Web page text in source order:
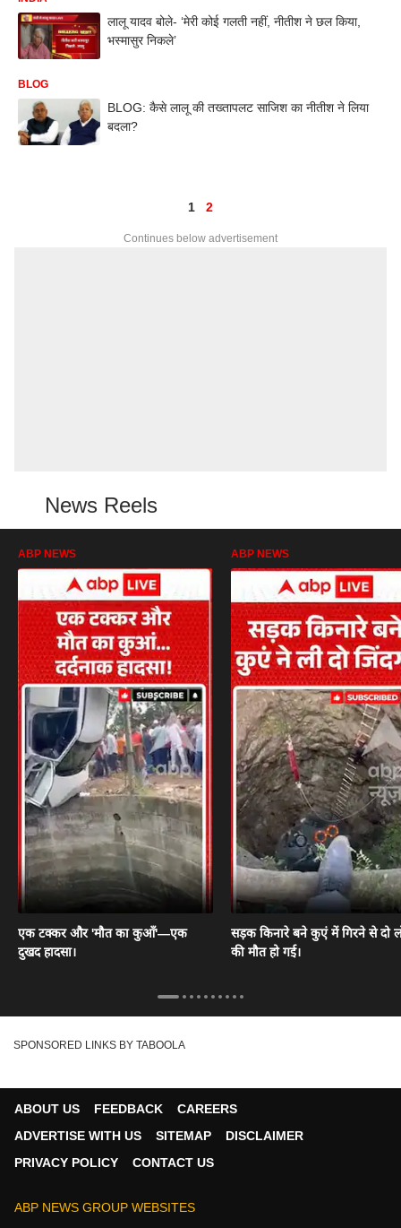
लालू यादव बोले- ‘मेरी कोई गलती नहीं, नीतीश ने छल किया,
भस्मासुर निकले’
BLOG
BLOG: कैसे लालू की तख्तापलट साजिश का नीतीश ने लिया
बदला?
1 2
Continues below advertisement
News Reels
ABP NEWS
एक टक्कर और 'मौत का कुआँ'—एक
दुखद हादसा।
ABP NEWS
सड़क किनारे बने कुएं में गिरने से दो
की मौत हो गई।
SPONSORED LINKS BY TABOOLA
ABOUT US FEEDBACK
CAREERS
ADVERTISE WITH US
SITEMAP
DISCLAIMER
PRIVACY POLICY
CONTACT US
ABP NEWS GROUP WEBSITES